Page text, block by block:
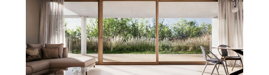
ČLÁNKY